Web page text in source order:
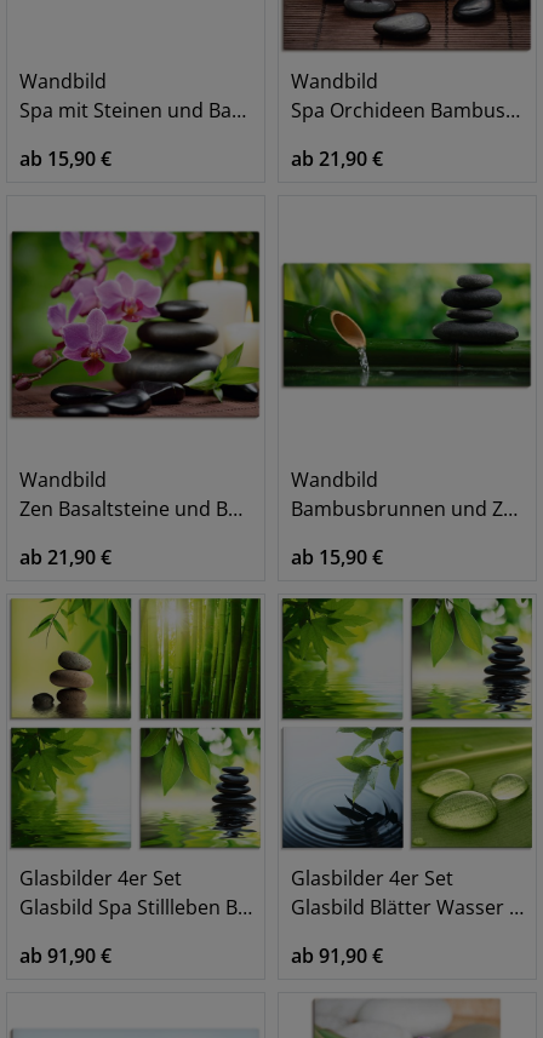
Wandbild
Spa mit Steinen und Bambus
ab 15,90 €
Wandbild
Spa Orchideen Bambus Kerze
ab 21,90 €
Wandbild
Zen Basaltsteine und Bambus auf Holz
ab 21,90 €
Wandbild
Bambusbrunnen und Zen-Stein
ab 15,90 €
Glasbilder 4er Set
Glasbild Spa Stillleben Bambus Steinpyramide
ab 91,90 €
Glasbilder 4er Set
Glasbild Blätter Wasser Zen Steinpyramide Tropfen
ab 91,90 €